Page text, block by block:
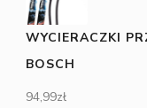
WYCIERACZKI
BOSCH
94,99zł